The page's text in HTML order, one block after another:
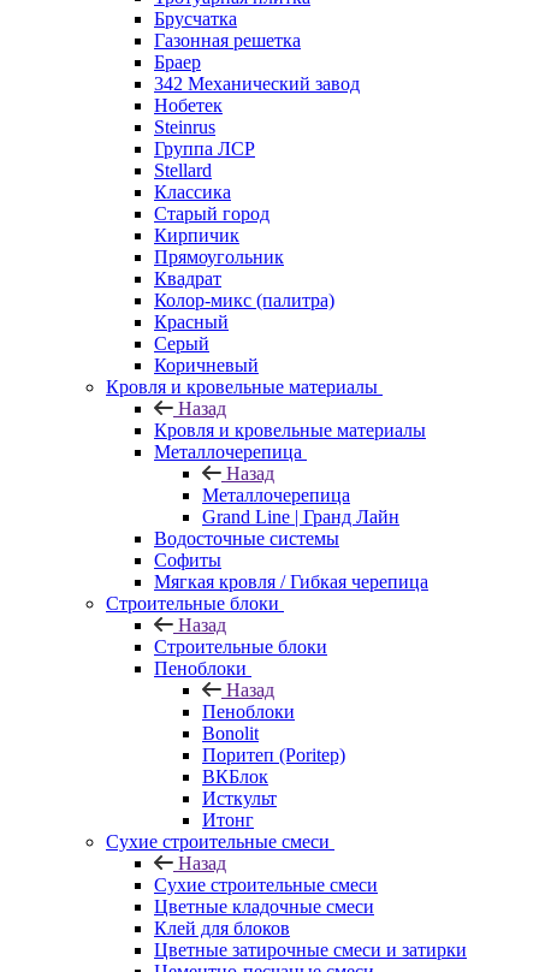
Брусчатка
Газонная решетка
Браер
342 Механический завод
Нобетек
Steinrus
Группа ЛСР
Stellard
Классика
Старый город
Кирпичик
Прямоугольник
Квадрат
Колор-микс (палитра)
Красный
Серый
Коричневый
Кровля и кровельные материалы
Назад
Кровля и кровельные материалы
Металлочерепица
Назад
Металлочерепица
Grand Line | Гранд Лайн
Водосточные системы
Софиты
Мягкая кровля / Гибкая черепица
Строительные блоки
Назад
Строительные блоки
Пеноблоки
Назад
Пеноблоки
Bonolit
Поритеп (Poritep)
ВКБлок
Исткульт
Итонг
Сухие строительные смеси
Назад
Сухие строительные смеси
Цветные кладочные смеси
Клей для блоков
Цветные затирочные смеси и затирки